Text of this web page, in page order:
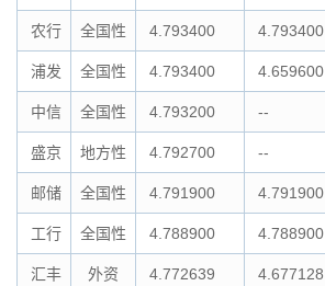
农行 全国性 4.793400 4.793400
浦发 全国性 4.793400 4.659600
中信 全国性 4.793200 --
盛京 地方性 4.792700 --
邮储 全国性 4.791900 4.791900
工行 全国性 4.788900 4.788900
汇丰 外资 4.772639 4.677128